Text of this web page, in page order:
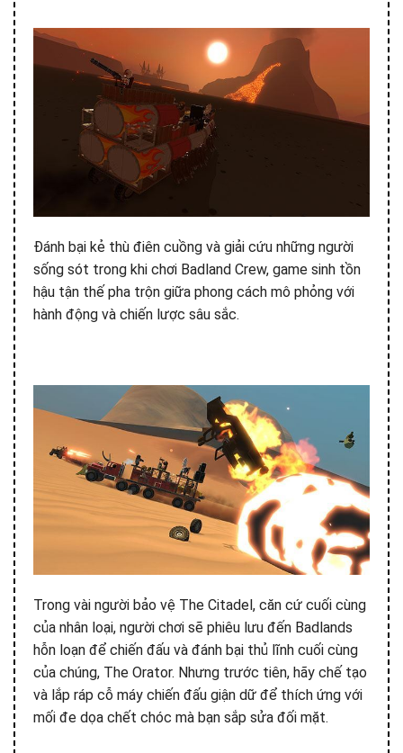
Đánh bại kẻ thù điên cuồng và giải cứu những người
sống sót trong khi chơi Badland Crew, game sinh tồn
hậu tận thế pha trộn giữa phong cách mô phỏng với
hành động và chiến lược sâu sắc.
Trong vài người bảo vệ The Citadel, căn cứ cuối cùng
của nhân loại, người chơi sẽ phiêu lưu đến Badlands
hỗn loạn để chiến đấu và đánh bại thủ lĩnh cuối cùng
của chúng, The Orator. Nhưng trước tiên, hãy chế tạo
và lắp ráp cỗ máy chiến đấu giận dữ để thích ứng với
mối đe dọa chết chóc mà bạn sắp sửa đối mặt.